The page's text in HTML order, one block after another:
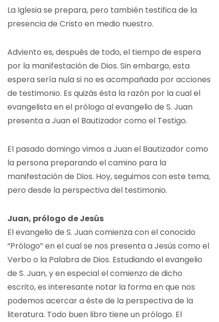
La Iglesia se prepara, pero también testifica de la
presencia de Cristo en medio nuestro.
Adviento es, después de todo, el tiempo de espera
por la manifestación de Dios. Sin embargo, esta
espera sería nula si no es acompañada por acciones
de testimonio. Es quizás ésta la razón por la cual el
evangelista en el prólogo al evangelio de S. Juan
presenta a Juan el Bautizador como el Testigo.
El pasado domingo vimos a Juan el Bautizador como
la persona preparando el camino para la
manifestación de Dios. Hoy, seguimos con este tema,
pero desde la perspectiva del testimonio.
Juan, prólogo de Jesús
El evangelio de S. Juan comienza con el conocido
“Prólogo” en el cual se nos presenta a Jesús como el
Verbo o la Palabra de Dios. Estudiando el evangelio
de S. Juan, y en especial el comienzo de dicho
escrito, es interesante notar la forma en que nos
podemos acercar a éste de la perspectiva de la
literatura. Todo buen libro tiene un prólogo. El